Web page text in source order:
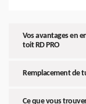
Vos avantages en
toit RD PRO
Remplacement de
Ce que vous